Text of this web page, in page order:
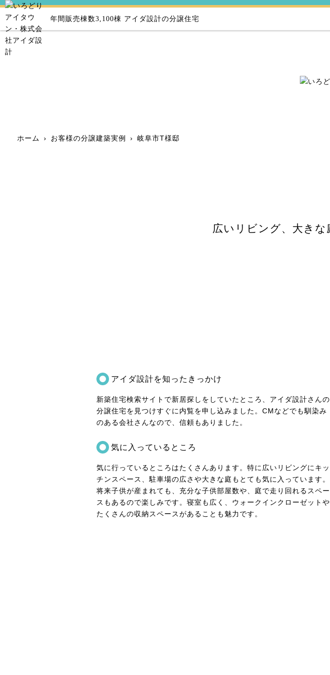
年間販売棟数3,100棟 アイダ設計の分譲住宅
ホーム › お客様の分譲建築実例 › 岐阜市T様邸
広いリビング、大き
アイダ設計を知ったきっかけ
新築住宅検索サイトで新居探しをしていたところ、アイダ設計さんの
分譲住宅を見つけすぐに内覧を申し込みました。CMなどでも馴染み
のある会社さんなので、信頼もありました。
気に入っているところ
気に行っているところはたくさんあります。特に広いリビングにキッ
チンスペース、駐車場の広さや大きな庭もとても気に入っています。
将来子供が産まれても、充分な子供部屋数や、庭で走り回れるスペー
スもあるので楽しみです。寝室も広く、ウォークインクローゼットや
たくさんの収納スペースがあることも魅力です。